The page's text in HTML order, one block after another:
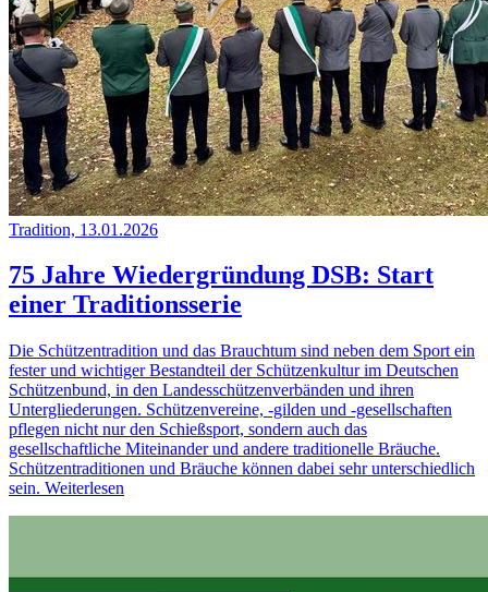
Tradition, 13.01.2026
75 Jahre Wiedergründung DSB: Start
einer Traditionsserie
Die Schützentradition und das Brauchtum sind neben dem Sport ein
fester und wichtiger Bestandteil der Schützenkultur im Deutschen
Schützenbund, in den Landesschützenverbänden und ihren
Untergliederungen. Schützenvereine, -gilden und -gesellschaften
pflegen nicht nur den Schießsport, sondern auch das
gesellschaftliche Miteinander und andere traditionelle Bräuche.
Schützentraditionen und Bräuche können dabei sehr unterschiedlich
sein. Weiterlesen